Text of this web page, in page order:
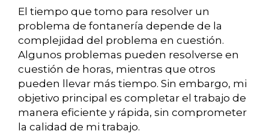
El tiempo que tomo para resolver un
problema de fontanería depende de la
complejidad del problema en cuestión.
Algunos problemas pueden resolverse en
cuestión de horas, mientras que otros
pueden llevar más tiempo. Sin embargo, mi
objetivo principal es completar el trabajo de
manera eficiente y rápida, sin comprometer
la calidad de mi trabajo.